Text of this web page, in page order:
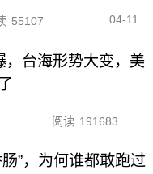
55107 04-11
，台海形势大变，美
阅读 191683
”，为何谁都敢跑过